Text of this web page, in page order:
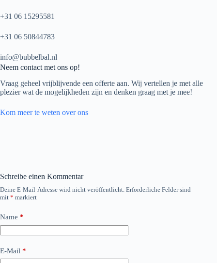
+31 06 15295581
+31 06 50844783
info@bubbelbal.nl
Neem contact met ons op!
Vraag geheel vrijblijvende een offerte aan. Wij vertellen je met alle
plezier wat de mogelijkheden zijn en denken graag met je mee!
Kom meer te weten over ons
Schreibe einen Kommentar
Deine E-Mail-Adresse wird nicht veröffentlicht. Erforderliche Felder sind
mit * markiert
Name *
E-Mail *